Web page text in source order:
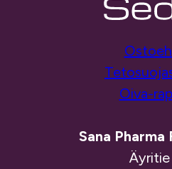
Oiva-
Sana Pharma
Äyritie